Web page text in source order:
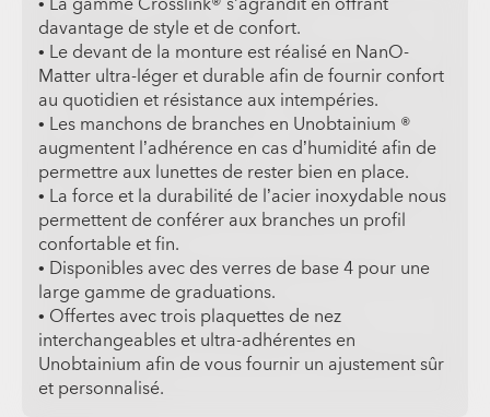
davantage de style et de confort.
• Le devant de la monture est réalisé en NanO-
Matter ultra-léger et durable afin de fournir confort
au quotidien et résistance aux intempéries.
• Les manchons de branches en Unobtainium ®
augmentent l’adhérence en cas d’humidité afin de
permettre aux lunettes de rester bien en place.
• La force et la durabilité de l’acier inoxydable nous
permettent de conférer aux branches un profil
confortable et fin.
• Disponibles avec des verres de base 4 pour une
large gamme de graduations.
• Offertes avec trois plaquettes de nez
interchangeables et ultra-adhérentes en
Unobtainium afin de vous fournir un ajustement sûr
et personnalisé.